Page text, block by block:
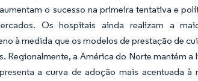
o sucesso na primeira tentativa e
Os hospitais ainda realizam a
à medida que os modelos de prestação de
Regionalmente, a América do Norte mantém
a curva de adoção mais acentuada à